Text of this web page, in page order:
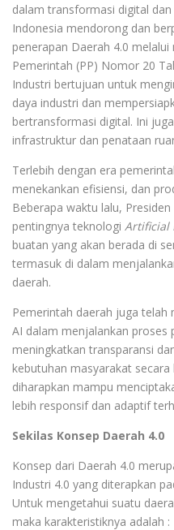
dalam transformasi digital
Indonesia mendorong dan
penerapan Daerah 4.0
Pemerintah (PP) Nomor 20
Industri bertujuan untuk
daya industri dan
bertransformasi digital. Ini
infrastruktur dan penataan
Terlebih dengan era
menekankan efisiensi, dan
Beberapa waktu lalu,
pentingnya teknologi Artificial
buatan yang akan berada di
termasuk di dalam
daerah.
Pemerintah daerah juga
AI dalam menjalankan proses
meningkatkan transparansi
kebutuhan masyarakat
diharapkan mampu
lebih responsif dan adaptif
Sekilas Konsep Daerah 4.0
Konsep dari Daerah 4.0
Industri 4.0 yang diterapkan
Untuk mengetahui suatu
maka karakteristiknya adalah :